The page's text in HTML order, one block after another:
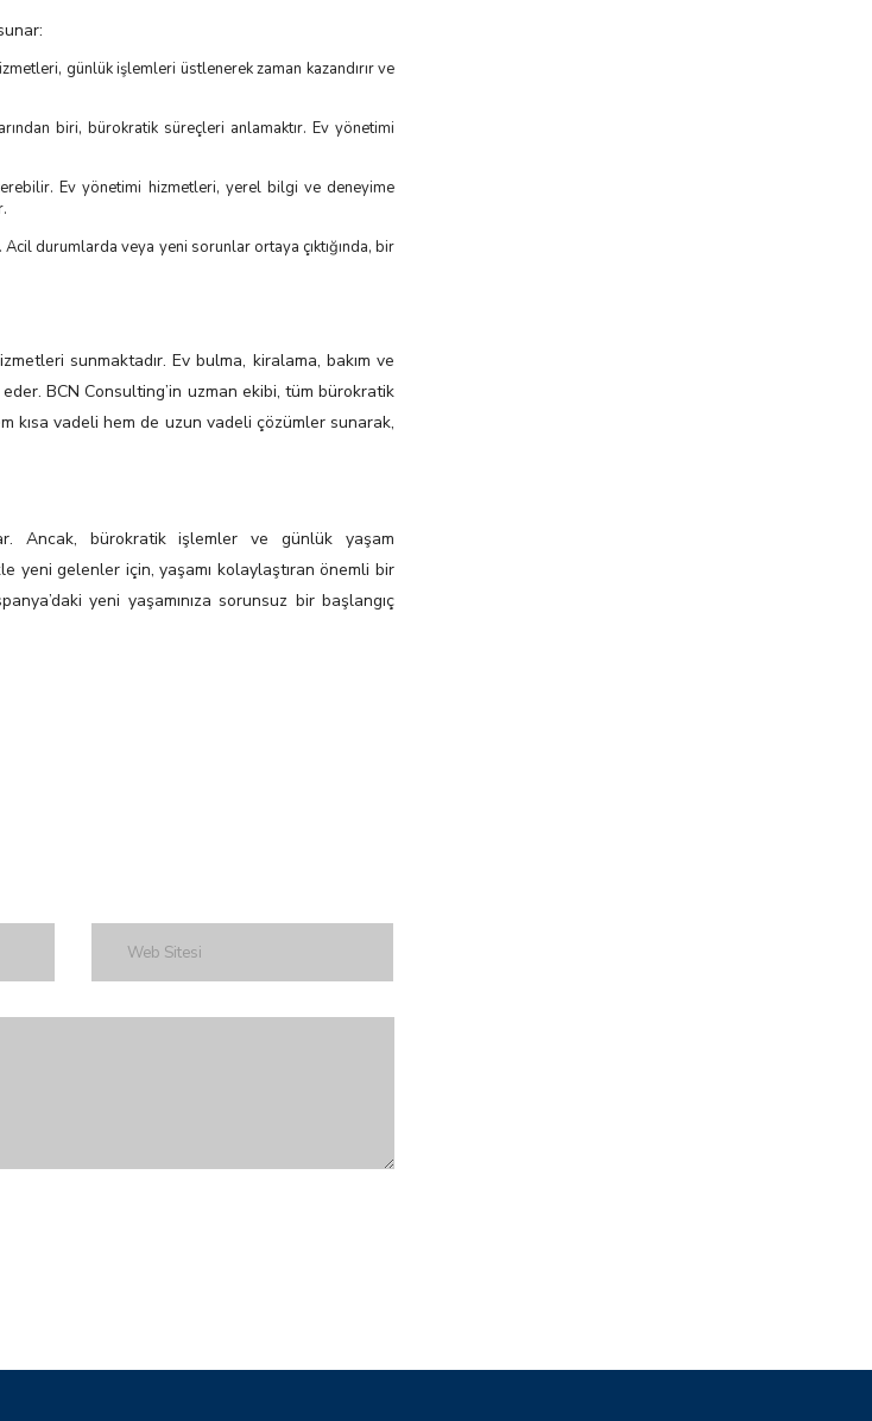
günlük işlemleri üstlenerek zaman kazandırır ve
biri, bürokratik süreçleri anlamaktır. Ev yönetimi
Ev yönetimi hizmetleri, yerel bilgi ve deneyime
durumlarda veya yeni sorunlar ortaya çıktığında, bir
sunmaktadır. Ev bulma, kiralama, bakım ve
BCN Consulting’in uzman ekibi, tüm bürokratik
kısa vadeli hem de uzun vadeli çözümler sunarak,
Ancak, bürokratik işlemler ve günlük yaşam
yeni gelenler için, yaşamı kolaylaştıran önemli bir
yeni yaşamınıza sorunsuz bir başlangıç